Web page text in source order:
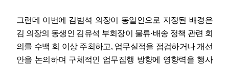
그런데 이번에 김범석 의장이 동일인으로 지정된 배경은
김 의장의 동생인 김유석 부회장이 물류·배송 정책 관련 회
의를 수백 회 이상 주최하고, 업무실적을 점검하거나 개선
안을 논의하며 구체적인 업무집행 방향에 영향력을 행사